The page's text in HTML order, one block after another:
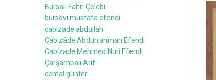
Bursalı Fahri Çelebi
bursevi mustafa efendi
cabizade abdullah
Cabizâde Abdurrahman Efendi
Cabizade Mehmed Nuri Efendi
Çarşambalı Arif
cemal günter